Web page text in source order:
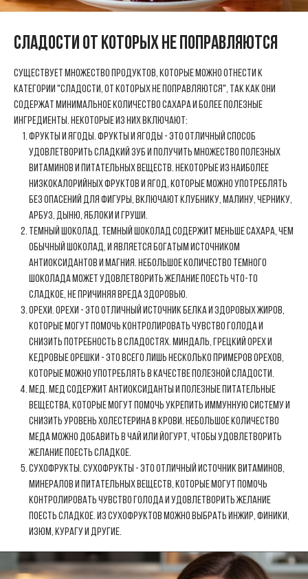
Сладости от которых не поправляются
Существует множество продуктов, которые можно отнести к
категории "сладости, от которых не поправляются", так как они
содержат минимальное количество сахара и более полезные
ингредиенты. Некоторые из них включают:
Фрукты и ягоды. Фрукты и ягоды - это отличный способ
удовлетворить сладкий зуб и получить множество полезных
витаминов и питательных веществ. Некоторые из наиболее
низкокалорийных фруктов и ягод, которые можно употреблять
без опасений для фигуры, включают клубнику, малину, чернику,
арбуз, дыню, яблоки и груши.
Темный шоколад. Темный шоколад содержит меньше сахара, чем
обычный шоколад, и является богатым источником
антиоксидантов и магния. Небольшое количество темного
шоколада может удовлетворить желание поесть что-то
сладкое, не причиняя вреда здоровью.
Орехи. Орехи - это отличный источник белка и здоровых жиров,
которые могут помочь контролировать чувство голода и
снизить потребность в сладостях. Миндаль, грецкий орех и
кедровые орешки - это всего лишь несколько примеров орехов,
которые можно употреблять в качестве полезной сладости.
Мед. Мед содержит антиоксиданты и полезные питательные
вещества, которые могут помочь укрепить иммунную систему и
снизить уровень холестерина в крови. Небольшое количество
меда можно добавить в чай или йогурт, чтобы удовлетворить
желание поесть сладкое.
Сухофрукты. Сухофрукты - это отличный источник витаминов,
минералов и питательных веществ, которые могут помочь
контролировать чувство голода и удовлетворить желание
поесть сладкое. Из сухофруктов можно выбрать инжир, финики,
изюм, курагу и другие.